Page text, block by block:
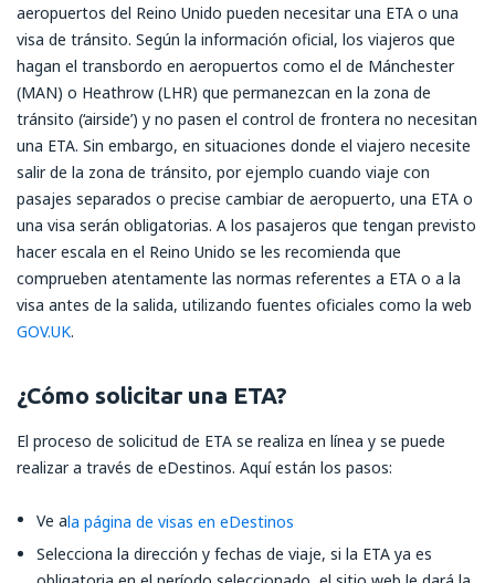
aeropuertos del Reino Unido pueden necesitar una ETA o una
visa de tránsito. Según la información oficial, los viajeros que
hagan el transbordo en aeropuertos como el de Mánchester
(MAN) o Heathrow (LHR) que permanezcan en la zona de
tránsito (‘airside’) y no pasen el control de frontera no necesitan
una ETA. Sin embargo, en situaciones donde el viajero necesite
salir de la zona de tránsito, por ejemplo cuando viaje con
pasajes separados o precise cambiar de aeropuerto, una ETA o
una visa serán obligatorias. A los pasajeros que tengan previsto
hacer escala en el Reino Unido se les recomienda que
comprueben atentamente las normas referentes a ETA o a la
visa antes de la salida, utilizando fuentes oficiales como la web
GOV.UK.
¿Cómo solicitar una ETA?
El proceso de solicitud de ETA se realiza en línea y se puede
realizar a través de eDestinos. Aquí están los pasos:
Ve ala página de visas en eDestinos
Selecciona la dirección y fechas de viaje, si la ETA ya es